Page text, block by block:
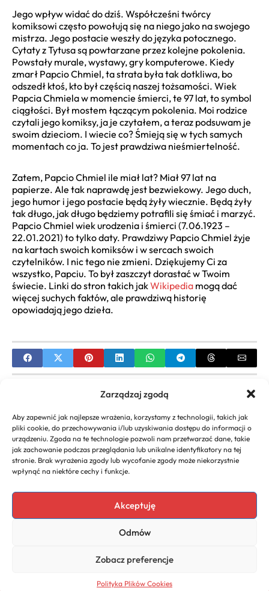
Zarządzaj zgodą
Aby zapewnić jak najlepsze wrażenia, korzystamy z technologii, takich jak
pliki cookie, do przechowywania i/lub uzyskiwania dostępu do informacji o
urządzeniu. Zgoda na te technologie pozwoli nam przetwarzać dane, takie
jak zachowanie podczas przeglądania lub unikalne identyfikatory na tej
stronie. Brak wyrażenia zgody lub wycofanie zgody może niekorzystnie
wpłynąć na niektóre cechy i funkcje.
Akceptuję
Odmów
Zobacz preferencje
Polityka Plików Cookies
Jego wpływ widać do dziś. Współcześni twórcy
komiksowi często powołują się na niego jako na swojego
mistrza. Jego postacie weszły do języka potocznego.
Cytaty z Tytusa są powtarzane przez kolejne pokolenia.
Powstały murale, wystawy, gry komputerowe. Kiedy
zmarł Papcio Chmiel, ta strata była tak dotkliwa, bo
odszedł ktoś, kto był częścią naszej tożsamości. Wiek
Papcia Chmiela w momencie śmierci, te 97 lat, to symbol
ciągłości. Był mostem łączącym pokolenia. Moi rodzice
czytali jego komiksy, ja je czytałem, a teraz podsuwam je
swoim dzieciom. I wiecie co? Śmieją się w tych samych
momentach co ja. To jest prawdziwa nieśmiertelność.
Zatem, Papcio Chmiel ile miał lat? Miał 97 lat na
papierze. Ale tak naprawdę jest bezwiekowy. Jego duch,
jego humor i jego postacie będą żyły wiecznie. Będą żyły
tak długo, jak długo będziemy potrafili się śmiać i marzyć.
Papcio Chmiel wiek urodzenia i śmierci (7.06.1923 –
22.01.2021) to tylko daty. Prawdziwy Papcio Chmiel żyje
na kartach swoich komiksów i w sercach swoich
czytelników. I nic tego nie zmieni. Dziękujemy Ci za
wszystko, Papciu. To był zaszczyt dorastać w Twoim
świecie. Linki do stron takich jakWikipedia mogą dać
więcej suchych faktów, ale prawdziwą historię
opowiadają jego dzieła.
Alex Mandostyle Wiek: Ile Lat Ma Znany YouTuber?
Pełna Biografia
NEXT
Kinga Korta Wiek: Ile Lat Ma Gwiazda „Żon
Hollywood”? – Kinga Korta wiek
Copyright 2026. All rights
Prywatności